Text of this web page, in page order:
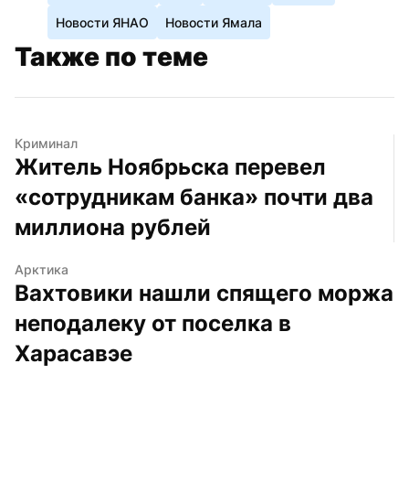
Новости ЯНАО Новости Ямала
Также по теме
Криминал
Житель Ноябрьска перевел
«сотрудникам банка» почти два
миллиона рублей
Арктика
Вахтовики нашли спящего моржа
неподалеку от поселка в
Харасавэе